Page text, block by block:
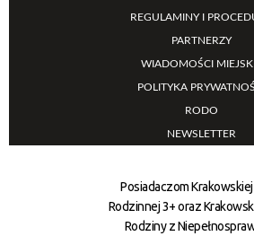
REGULAMINY I
PARTNERZY
WIADOMOŚCI
POLITYKA
RODO
NEWSLETTER
Posiadaczom
Rodzinnej 3+ oraz
Rodziny z